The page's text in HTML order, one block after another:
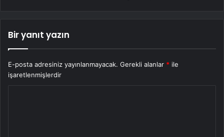
Bir yanıt yazın
E-posta adresiniz yayınlanmayacak. Gerekli alanlar * ile
işaretlenmişlerdir